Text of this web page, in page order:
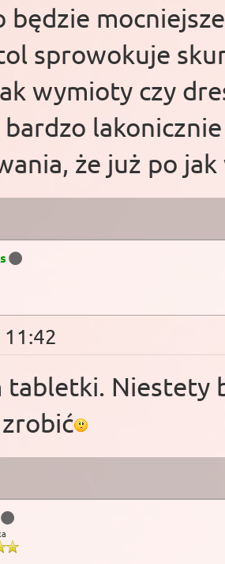
będzie
sprowokuje
wymioty czy
bardzo
że już po
tabletki.
zrobić